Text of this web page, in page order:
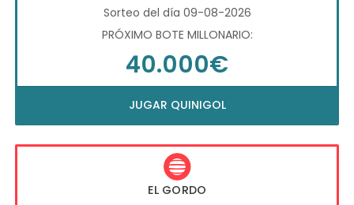
Sorteo del día 09-08-2026
PRÓXIMO BOTE MILLONARIO:
40.000€
JUGAR QUINIGOL
EL GORDO